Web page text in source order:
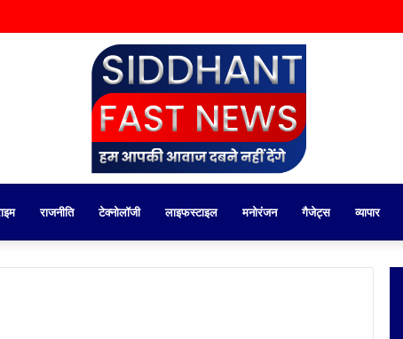
राजनीति टेक्नोलॉजी लाइफस्टाइल मनोरंजन गैजेट्स व्यापार